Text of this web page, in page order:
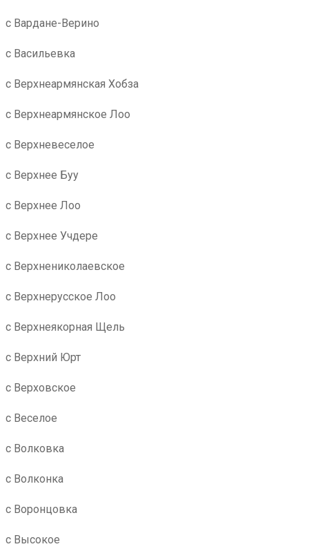
с Вардане-Верино
с Васильевка
с Верхнеармянская Хобза
с Верхнеармянское Лоо
с Верхневеселое
с Верхнее Буу
с Верхнее Лоо
с Верхнее Учдере
с Верхнениколаевское
с Верхнерусское Лоо
с Верхнеякорная Щель
с Верхний Юрт
с Верховское
с Веселое
с Волковка
с Волконка
с Воронцовка
с Высокое